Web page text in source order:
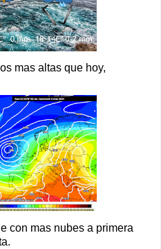
mas altas que hoy,
con mas nubes a primera